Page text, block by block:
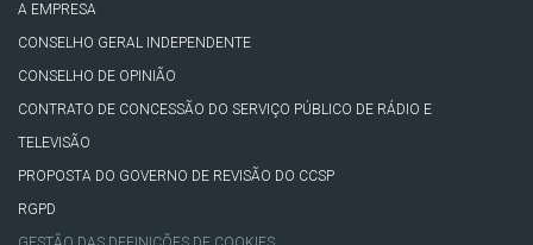
A EMPRESA
CONSELHO GERAL INDEPENDENTE
CONSELHO DE OPINIÃO
CONTRATO DE CONCESSÃO DO SERVIÇO PÚBLICO DE RÁDIO E
TELEVISÃO
PROPOSTA DO GOVERNO DE REVISÃO DO CCSP
RGPD